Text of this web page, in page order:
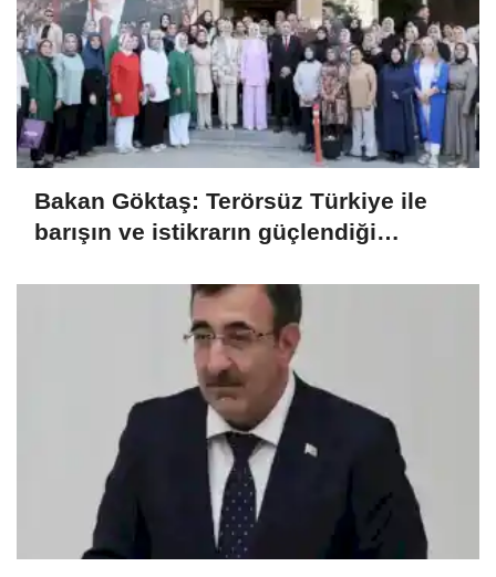
Bakan Göktaş: Terörsüz Türkiye ile
barışın ve istikrarın güçlendiği